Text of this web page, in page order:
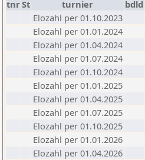
tnrSt turnier bdld
Elozahl per 01.10.2023
Elozahl per 01.01.2024
Elozahl per 01.04.2024
Elozahl per 01.07.2024
Elozahl per 01.10.2024
Elozahl per 01.01.2025
Elozahl per 01.04.2025
Elozahl per 01.07.2025
Elozahl per 01.10.2025
Elozahl per 01.01.2026
Elozahl per 01.04.2026